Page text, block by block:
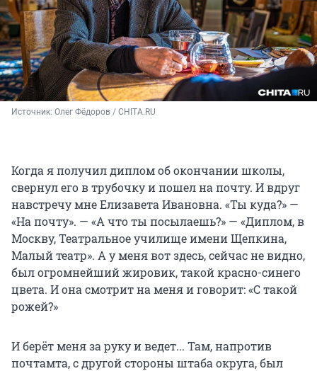
Источник: Олег Фёдоров / CHITA.RU
Когда я получил диплом об окончании школы,
свернул его в трубочку и пошел на почту. И вдруг
навстречу мне Елизавета Ивановна. «Ты куда?» —
«На почту». — «А что ты посылаешь?» — «Диплом, в
Москву, Театральное училище имени Щепкина,
Малый театр». А у меня вот здесь, сейчас не видно,
был огромнейший жировик, такой красно-синего
цвета. И она смотрит на меня и говорит: «С такой
рожей?»
И берёт меня за руку и ведет... Там, напротив
почтамта, с другой стороны штаба округа, был